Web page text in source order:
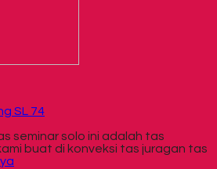
SL 74
seminar solo ini adalah tas
buat di konveksi tas juragan tas